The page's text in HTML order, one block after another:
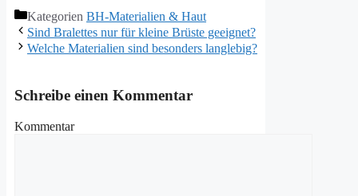
Kategorien BH-Materialien & Haut
Sind Bralettes nur für kleine Brüste geeignet?
Welche Materialien sind besonders langlebig?
Schreibe einen Kommentar
Kommentar